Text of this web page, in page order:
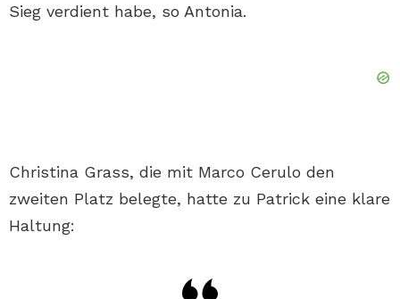
Sieg verdient habe, so Antonia.
Christina Grass, die mit Marco Cerulo den
zweiten Platz belegte, hatte zu Patrick eine klare
Haltung: